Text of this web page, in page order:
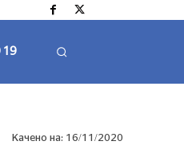
19
Качено на: 16/11/2020